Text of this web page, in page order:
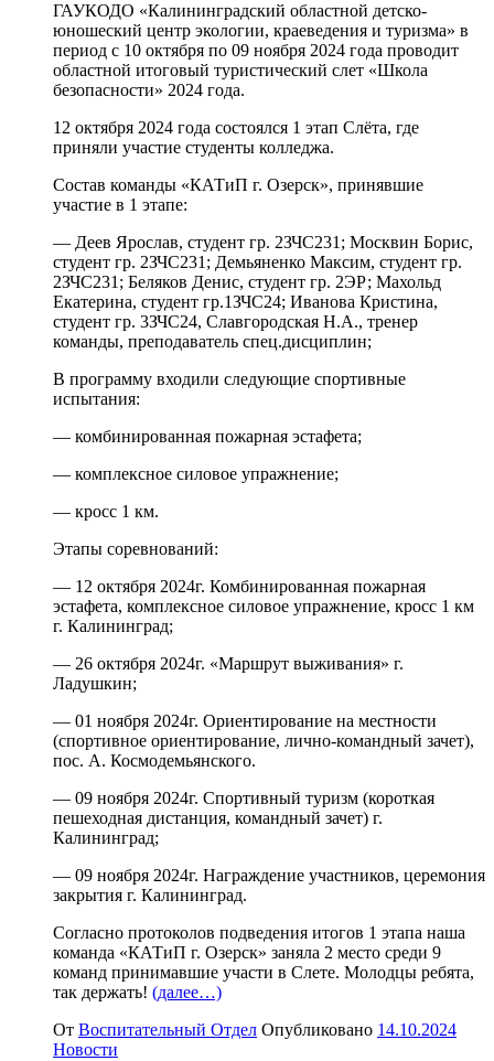
ГАУКОДО «Калининградский областной детско-
юношеский центр экологии, краеведения и туризма» в
период с 10 октября по 09 ноября 2024 года проводит
областной итоговый туристический слет «Школа
безопасности» 2024 года.
12 октября 2024 года состоялся 1 этап Слёта, где
приняли участие студенты колледжа.
Состав команды «КАТиП г. Озерск», принявшие
участие в 1 этапе:
— Деев Ярослав, студент гр. 2ЗЧС231; Москвин Борис,
студент гр. 2ЗЧС231; Демьяненко Максим, студент гр.
2ЗЧС231; Беляков Денис, студент гр. 2ЭР; Махольд
Екатерина, студент гр.1ЗЧС24; Иванова Кристина,
студент гр. 3ЗЧС24, Славгородская Н.А., тренер
команды, преподаватель спец.дисциплин;
В программу входили следующие спортивные
испытания:
— комбинированная пожарная эстафета;
— комплексное силовое упражнение;
— кросс 1 км.
Этапы соревнований:
— 12 октября 2024г. Комбинированная пожарная
эстафета, комплексное силовое упражнение, кросс 1 км
г. Калининград;
— 26 октября 2024г. «Маршрут выживания» г.
Ладушкин;
— 01 ноября 2024г. Ориентирование на местности
(спортивное ориентирование, лично-командный зачет),
пос. А. Космодемьянского.
— 09 ноября 2024г. Спортивный туризм (короткая
пешеходная дистанция, командный зачет) г.
Калининград;
— 09 ноября 2024г. Награждение участников, церемония
закрытия г. Калининград.
Согласно протоколов подведения итогов 1 этапа наша
команда «КАТиП г. Озерск» заняла 2 место среди 9
команд принимавшие участи в Слете. Молодцы ребята,
так держать! (далее…)
От Воспитательный Отдел Опубликовано 14.10.2024
Новости